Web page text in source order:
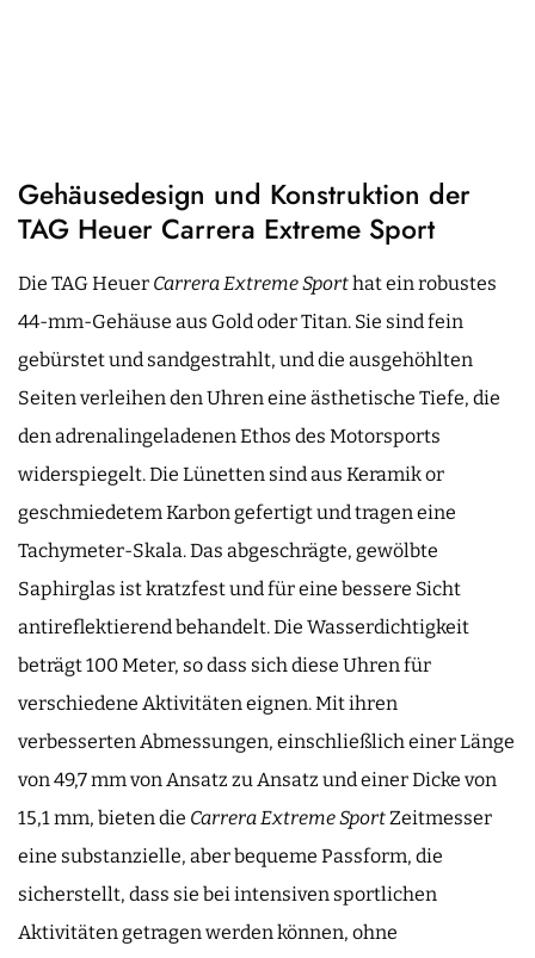
Gehäusedesign und Konstruktion der
TAG Heuer Carrera Extreme Sport
Die TAG Heuer Carrera Extreme Sporthat ein robustes
44-mm-Gehäuse aus Gold oder Titan. Sie sind fein
gebürstet und sandgestrahlt, und die ausgehöhlten
Seiten verleihen den Uhren eine ästhetische Tiefe, die
den adrenalingeladenen Ethos des Motorsports
widerspiegelt. Die Lünetten sind aus Keramik or
geschmiedetem Karbon gefertigt und tragen eine
Tachymeter-Skala. Das abgeschrägte, gewölbte
Saphirglas ist kratzfest und für eine bessere Sicht
antireflektierend behandelt. Die Wasserdichtigkeit
beträgt 100 Meter, so dass sich diese Uhren für
verschiedene Aktivitäten eignen. Mit ihren
verbesserten Abmessungen, einschließlich einer Länge
von 49,7 mm von Ansatz zu Ansatz und einer Dicke von
15,1 mm, bieten die Carrera Extreme SportZeitmesser
eine substanzielle, aber bequeme Passform, die
sicherstellt, dass sie bei intensiven sportlichen
Aktivitäten getragen werden können, ohne